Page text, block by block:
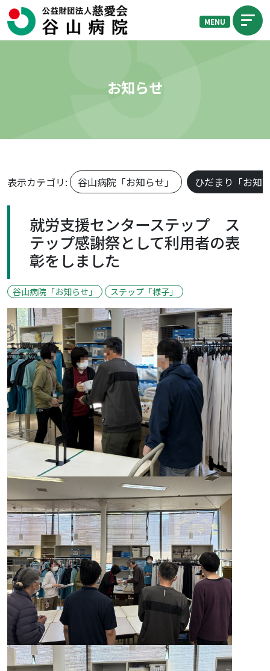
MENU
お知らせ
表示カテゴリ: 谷山病院「お知らせ」 ひだまり「お知
就労支援センターステップ ス
テップ感謝祭として利用者の表
彰をしました
谷山病院「お知らせ」 ステップ「様子」